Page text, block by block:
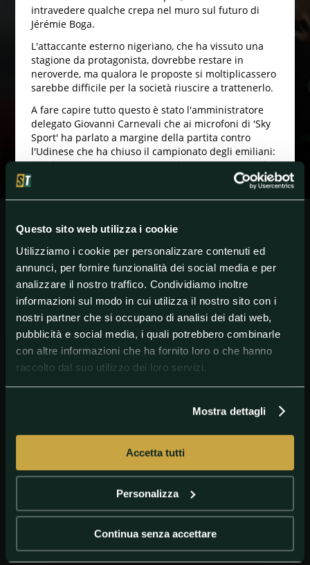
Questo sito web utilizza i cookie
Utilizziamo i cookie per personalizzare contenuti ed
annunci, per fornire funzionalità dei social media e per
analizzare il nostro traffico. Condividiamo inoltre
informazioni sul modo in cui utilizza il nostro sito con i
nostri partner che si occupano di analisi dei dati web,
pubblicità e social media, i quali potrebbero combinarle
con altre informazioni che ha fornito loro o che hanno
raccolto dal suo utilizzo dei loro servizi.
Mostra dettagli
Accetta tutti
Personalizza
Continua senza accettare
intravedere qualche crepa nel muro sul futuro di
Jérémie Boga.
L'attaccante esterno nigeriano, che ha vissuto una
stagione da protagonista, dovrebbe restare in
neroverde, ma qualora le proposte si moltiplicassero
sarebbe difficile per la società riuscire a trattenerlo.
A fare capire tutto questo è stato l'amministratore
delegato Giovanni Carnevali che ai microfoni di 'Sky
Sport' ha parlato a margine della partita contro
l'Udinese che ha chiuso il campionato degli emiliani:
"Vogliamo mantenere i giocatori importanti. Boga è
uno di coloro che ha tante richieste, ma crediamo
#Calciomercato #Sassuolo
Jeremie Boga